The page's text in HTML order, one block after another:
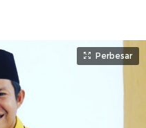
Perbesar